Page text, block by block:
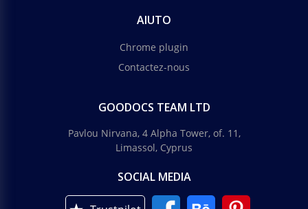
AIUTO
Chrome plugin
Contactez-nous
GOODOCS TEAM LTD
Pavlou Nirvana, 4 Alpha Tower, of. 11,
Limassol, Cyprus
SOCIAL MEDIA